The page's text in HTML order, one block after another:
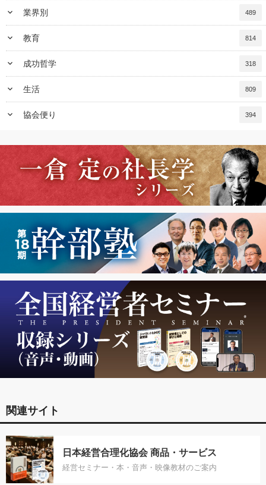
keyboard_arrow_down 業界別 489
keyboard_arrow_down 教育 814
keyboard_arrow_down 成功哲学 318
keyboard_arrow_down 生活 809
keyboard_arrow_down 協会便り 394
関連サイト
日本経営合理化協会 商品・サービス
経営セミナー・本・音声・映像教材のご案内